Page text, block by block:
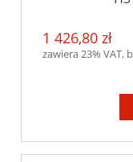
1 426,80 zł
zawiera 23% VAT,